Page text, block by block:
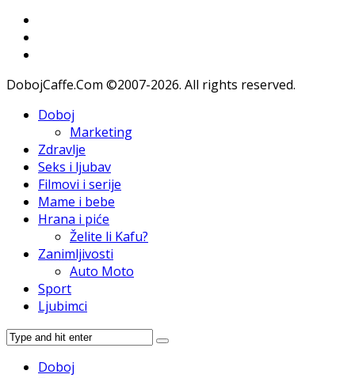
DobojCaffe.Com ©2007-2026. All rights reserved.
Doboj
Marketing
Zdravlje
Seks i ljubav
Filmovi i serije
Mame i bebe
Hrana i piće
Želite li Kafu?
Zanimljivosti
Auto Moto
Sport
Ljubimci
Doboj